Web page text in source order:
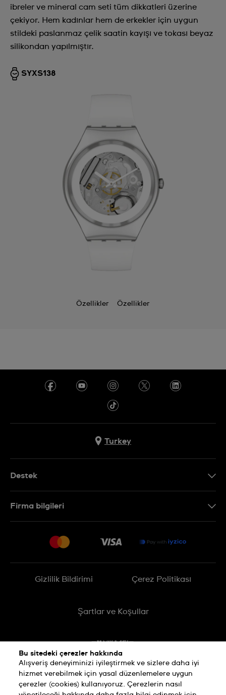
ibreler ve mineral cam seti tüm dikkatleri üzerine
çekiyor. Hem kadınlar hem de erkekler için uygun
stildeki paslanmaz çelik saatin kayışı ve tokası beyaz
silikondan yapılmıştır.
SYXS138
Özellikler Özellikler
Turkey
Destek
İade Politikası
Firma bilgileri
Gizlilik Bildirimi Çerez Politikası
Şartlar ve Koşullar
Bu sitedeki çerezler hakkında
Alışveriş deneyiminizi iyileştirmek ve sizlere daha iyi
hizmet verebilmek için yasal düzenlemelere uygun
çerezler (cookies) kullanıyoruz. Çerezlerin nasıl